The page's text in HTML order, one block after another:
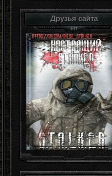
Друзья сайта